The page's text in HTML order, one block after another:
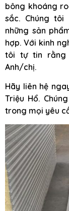
bông khoáng
sắc. Chúng
những sản
hợp. Với kinh
tôi tự tin rằng
Anh/chị.
Hãy liên hệ
Triệu Hổ.
trong mọi yêu